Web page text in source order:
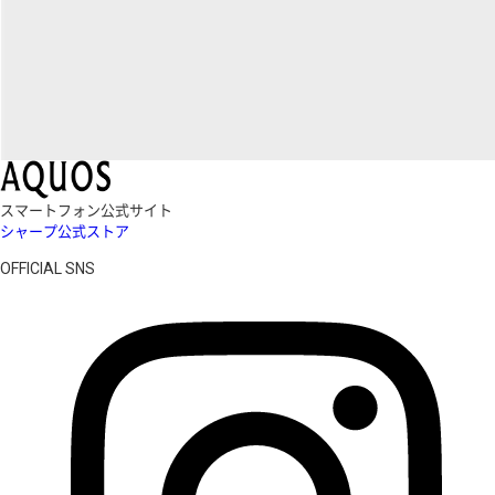
スマートフォン公式サイト
シャープ公式ストア
OFFICIAL SNS